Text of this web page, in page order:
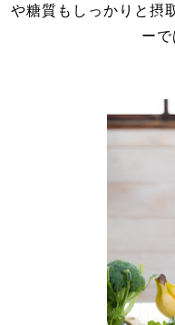
や糖質もしっかりと摂
ーで